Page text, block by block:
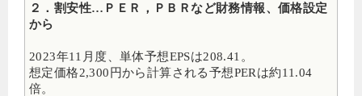
２．割安性…ＰＥＲ，ＰＢＲなど財務情報、価格設定
から
2023年11月度、単体予想EPSは208.41。
想定価格2,300円から計算される予想PERは約11.04
倍。